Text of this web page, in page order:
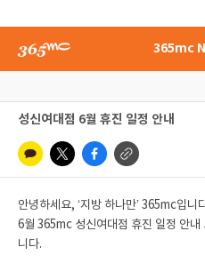
365mc
성신여대점 6월 휴진 일정 안내
안녕하세요, ‘지방 하나만’ 365mc입니
6월 365mc 성신여대점 휴진 일정 안
니다.